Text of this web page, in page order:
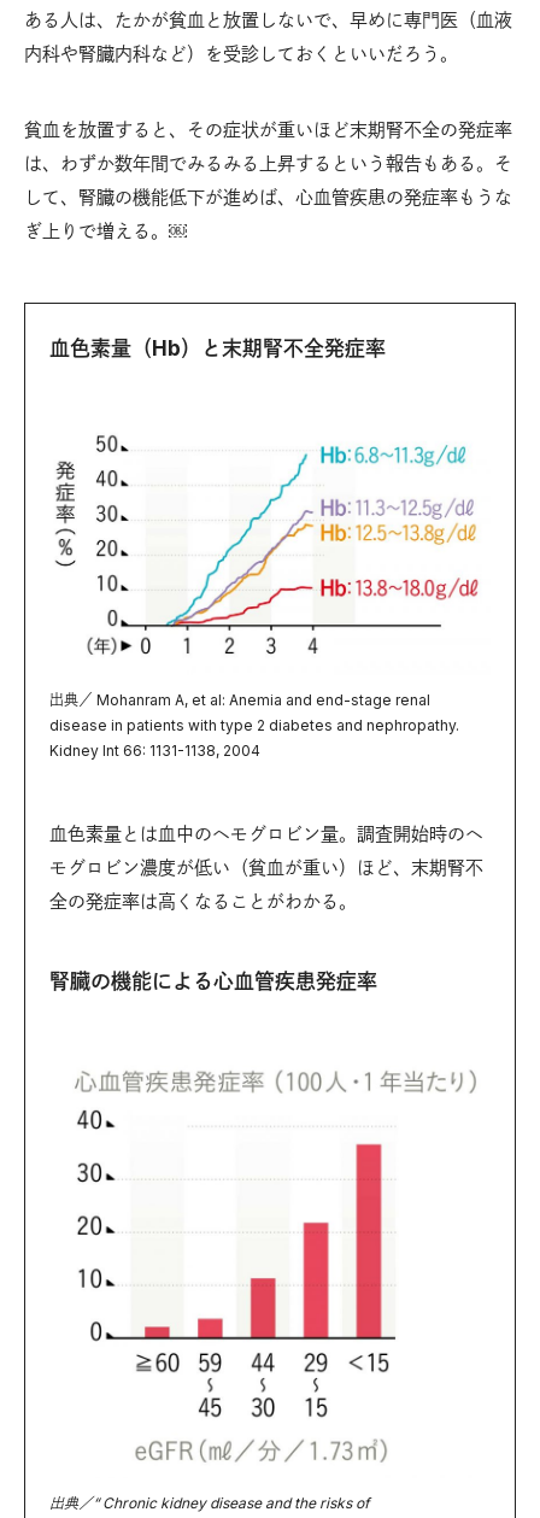
ある人は、たかが貧血と放置しないで、早めに専門医（血液
内科や腎臓内科など）を受診しておくといいだろう。
貧血を放置すると、その症状が重いほど末期腎不全の発症率
は、わずか数年間でみるみる上昇するという報告もある。そ
して、腎臓の機能低下が進めば、心血管疾患の発症率もうな
ぎ上りで増える。￼
血色素量（Hb）と末期腎不全発症率
出典／ Mohanram A, et al: Anemia and end-stage renal
disease in patients with type 2 diabetes and nephropathy.
Kidney Int 66: 1131-1138, 2004
血色素量とは血中のヘモグロビン量。調査開始時のヘ
モグロビン濃度が低い（貧血が重い）ほど、末期腎不
全の発症率は高くなることがわかる。
腎臓の機能による心血管疾患発症率
出典／“ Chronic kidney disease and the risks of